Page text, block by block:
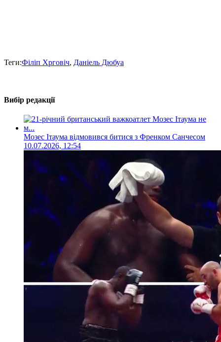
Теги:Філіп Хрговіч, Даніель Дюбуа
Вибір редакції
Мозес Ітаума відмовився битися з Френком Санчесом
10.07.2026, 12:54